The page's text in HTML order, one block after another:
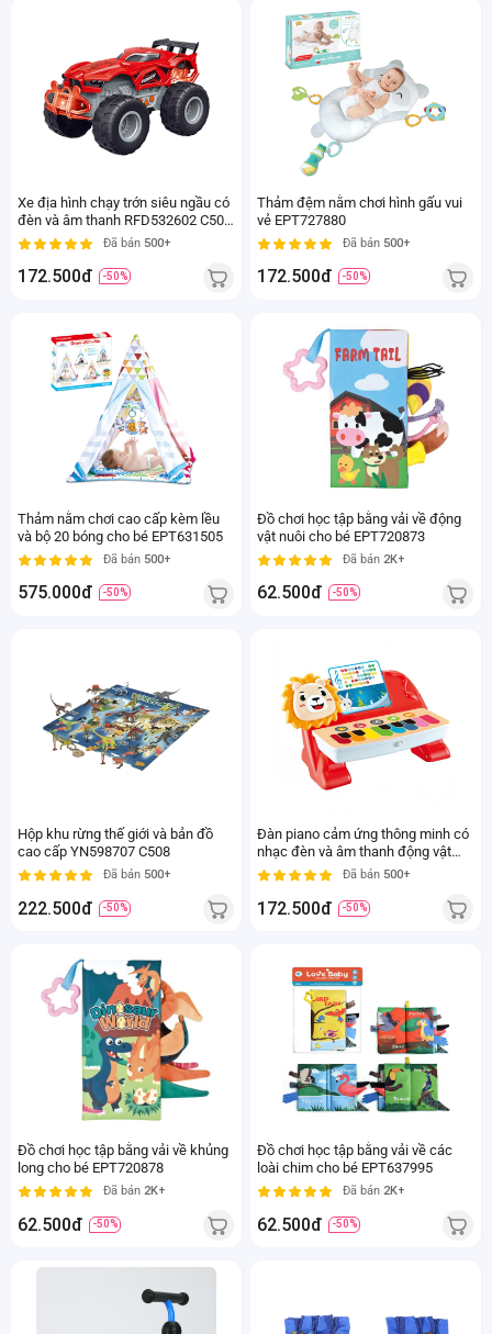
Xe địa hình chạy trớn siêu ngầu có
đèn và âm thanh RFD532602 C504
(Đỏ)
Đã bán 500+
172.500đ -50%
Thảm đệm nằm chơi hình gấu vui
vẻ EPT727880
Đã bán 500+
172.500đ -50%
Thảm nằm chơi cao cấp kèm lều
và bộ 20 bóng cho bé EPT631505
Đã bán 500+
575.000đ -50%
Đồ chơi học tập bằng vải về động
vật nuôi cho bé EPT720873
Đã bán 2K+
62.500đ -50%
Hộp khu rừng thế giới và bản đồ
cao cấp YN598707 C508
Đã bán 500+
222.500đ -50%
Đàn piano cảm ứng thông minh có
nhạc đèn và âm thanh động vật
LH16880530 C404 (Xanh dương)
Đã bán 500+
172.500đ -50%
Đồ chơi học tập bằng vải về khủng
long cho bé EPT720878
Đã bán 2K+
62.500đ -50%
Đồ chơi học tập bằng vải về các
loài chim cho bé EPT637995
Đã bán 2K+
62.500đ -50%